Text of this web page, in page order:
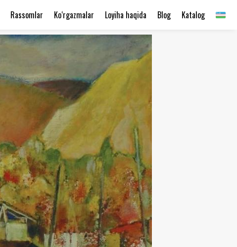
Katalog
Blog
Loyiha haqida
Ko‘rgazmalar
Rassomlar